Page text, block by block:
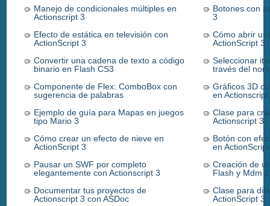
Manejo de condicionales múltiples en
Actionscript 3
Botones con
3
Efecto de estática en televisión con
ActionScript 3
Cómo abrir
ActionScript 3
Convertir una cadena de texto a código
binario en Flash CS3
Seleccionar
través del
Componente de Flex: ComboBox con
sugerencia de palabras
Gráficos 3D
en Actionscript
Ejemplo de guía para Mapas en juegos
tipo Mario 3
Clase para
Actionscript 3
Cómo crear un efecto de nieve en
ActionScript 3
Botón con
en
Pausar un SWF por completo
elegantemente con Actionscript 3
Creación de
Flash y Mdm
Documentar tus proyectos de
Actionscript 3 con ASDoc
Clase para
ActionScript 3